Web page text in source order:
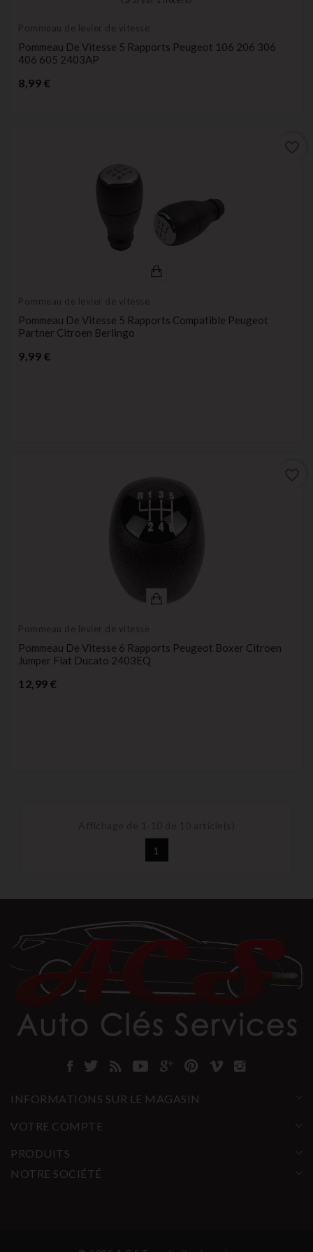
Pommeau de levier de vitesse
Pommeau De Vitesse 5 Rapports Peugeot 106 206 306
406 605 2403AP
8,99 €
Pommeau de levier de vitesse
Pommeau De Vitesse 5 Rapports Compatible Peugeot
Partner Citroen Berlingo
9,99 €
Pommeau de levier de vitesse
Pommeau De Vitesse 6 Rapports Peugeot Boxer Citroen
Jumper Fiat Ducato 2403EQ
12,99 €
1
INFORMATIONS SUR LE MAGASIN
VOTRE COMPTE
PRODUITS
NOTRE SOCIÉTÉ